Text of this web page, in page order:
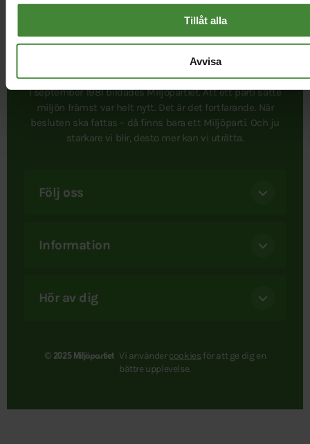
Tillåt alla
Avvisa
I september 1981 bildades Miljöpartiet. Att ett parti satte
miljön främst var helt nytt. Det är det fortfarande. När
besluten ska fattas – då finns bara ett Miljöparti. Och ju
starkare vi blir, desto mer kan vi uträtta.
Följ oss
Information
Hör av dig
© 2025 Miljöpartiet Vi användercookies för att ge dig en
bättre upplevelse.